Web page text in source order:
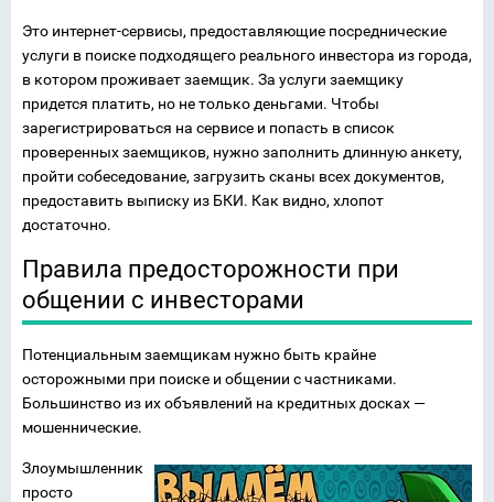
Это интернет-сервисы, предоставляющие посреднические
услуги в поиске подходящего реального инвестора из города,
в котором проживает заемщик. За услуги заемщику
придется платить, но не только деньгами. Чтобы
зарегистрироваться на сервисе и попасть в список
проверенных заемщиков, нужно заполнить длинную анкету,
пройти собеседование, загрузить сканы всех документов,
предоставить выписку из БКИ. Как видно, хлопот
достаточно.
Правила предосторожности при
общении с инвесторами
Потенциальным заемщикам нужно быть крайне
осторожными при поиске и общении с частниками.
Большинство из их объявлений на кредитных досках —
мошеннические.
Злоумышленник
просто